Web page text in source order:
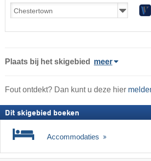
Plaats bij het skigebied meer
Fout ontdekt? Dan kunt u deze hier
Dit skigebied boeken
Accommodaties